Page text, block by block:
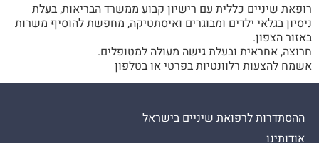
רופאת שיניים כללית עם רישיון קבוע ממשרד הבריאות, בעלת
ניסיון בגלאי ילדים ומבוגרים ואיסתטיקה, מחפשת להוסיף משרות
באזור הצפון.
חרוצה, אחראית ובעלת גישה מעולה למטופלים.
אשמח להצעות רלוונטיות בפרטי או בטלפון
ההסתדרות לרפואת שיניים בישראל
אודותינו